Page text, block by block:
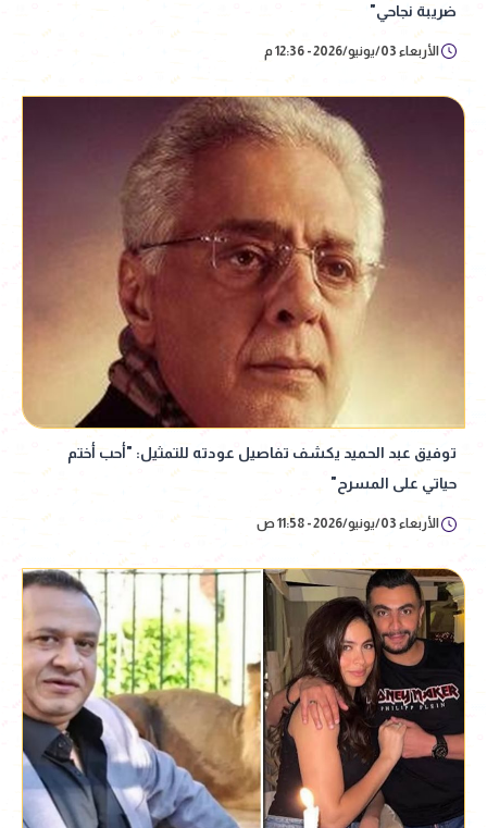
ضريبة نجاحي"
الأربعاء 03/يونيو/2026 - 12:36 م
توفيق عبد الحميد يكشف تفاصيل عودته للتمثيل: "أحب أختم
حياتي على المسرح"
الأربعاء 03/يونيو/2026 - 11:58 ص